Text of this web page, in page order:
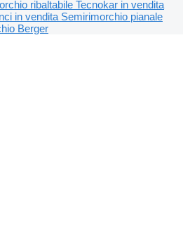
ribaltabile Tecnokar in vendita
in vendita Semirimorchio pianale
Berger